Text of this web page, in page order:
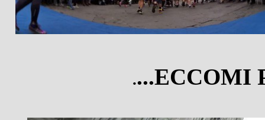
....ECCOMI